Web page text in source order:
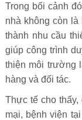
Trong bối cảnh
nhà không còn
thành nhu cầu
giúp công trình
thiện môi trường
hàng và đối tác.
Thực tế cho
mại, bệnh viện